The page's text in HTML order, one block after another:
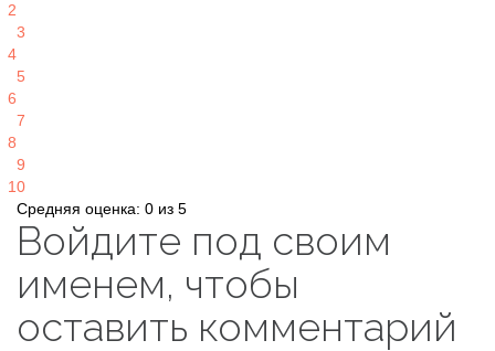
2
3
4
5
6
7
8
9
10
Средняя оценка: 0 из 5
Войдите под своим
именем, чтобы
оставить комментарий